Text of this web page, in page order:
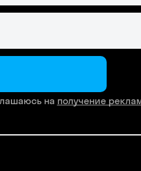
на получение